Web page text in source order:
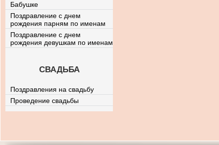
Бабушке
Поздравление с днем
рождения парням по именам
Поздравление с днем
рождения девушкам по именам
СВАДЬБА
Поздравления на свадьбу
Проведение свадьбы